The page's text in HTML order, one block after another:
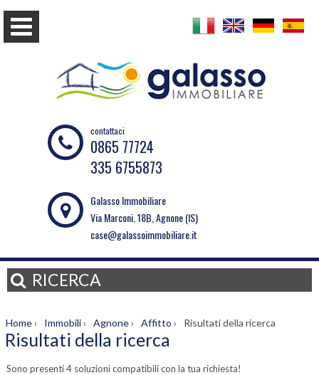
contattaci
0865 77724
335 6755873
Galasso Immobiliare
Via Marconi, 18B, Agnone (IS)
case@galassoimmobiliare.it
RICERCA
Home› Immobili› Agnone› Affitto › Risultati della ricerca
Risultati della ricerca
Sono presenti 4 soluzioni compatibili con la tua richiesta!